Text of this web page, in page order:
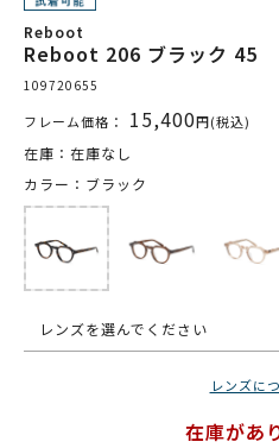
Reboot
Reboot 206 ブラック 45
109720655
フレーム価格： 15,400円(税込)
在庫：在庫なし
カラー：ブラック
レンズを選んでください
レンズに
在庫があ